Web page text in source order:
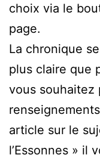
choix via le
page.
La chronique
plus claire que
vous souhaitez
article sur le
l’Essonnes » il